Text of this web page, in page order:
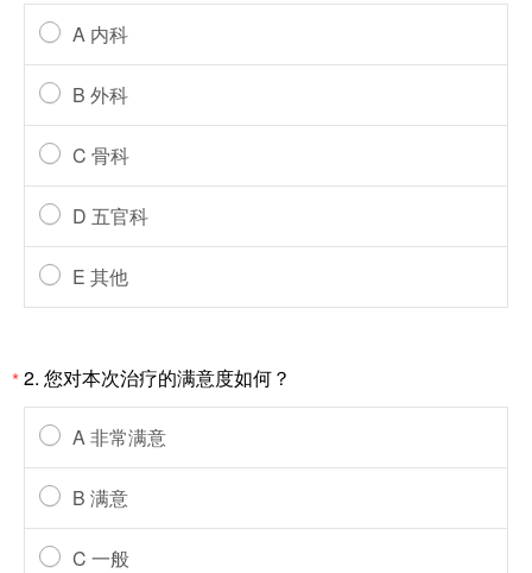
A 内科
B 外科
C 骨科
D 五官科
E 其他
*2. 您对本次治疗的满意度如何？
A 非常满意
B 满意
C 一般